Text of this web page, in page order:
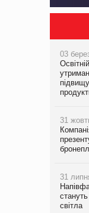
03
31
31
світла